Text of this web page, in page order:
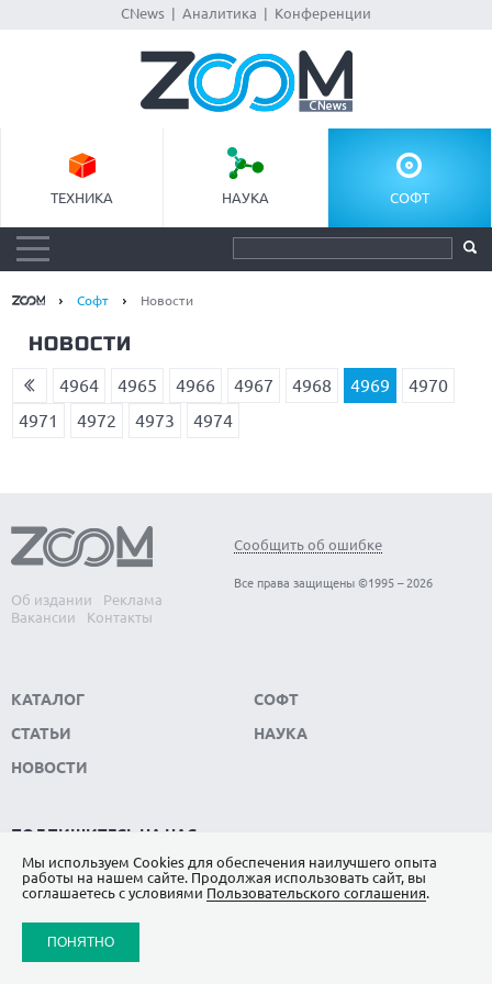
CNews Аналитика Конференции
ТЕХНИКА НАУКА СОФТ
Софт Новости
НОВОСТИ
4964 4965 4966 4967 4968 4969
4970
4971
4972 4973 4974
Об издании
Реклама
Вакансии
Контакты
Сообщить об ошибке
Все права защищены ©1995 – 2026
КАТАЛОГ
СТАТЬИ
НОВОСТИ
СОФТ
НАУКА
ПОДПИШИТЕСЬ НА НАС
ЯНДЕКС.ДЗЕН
Мы используем Сookies для обеспечения наилучшего опыта
работы на нашем сайте. Продолжая использовать сайт, вы
соглашаетесь с условиями Пользовательского соглашения.
ПОНЯТНО